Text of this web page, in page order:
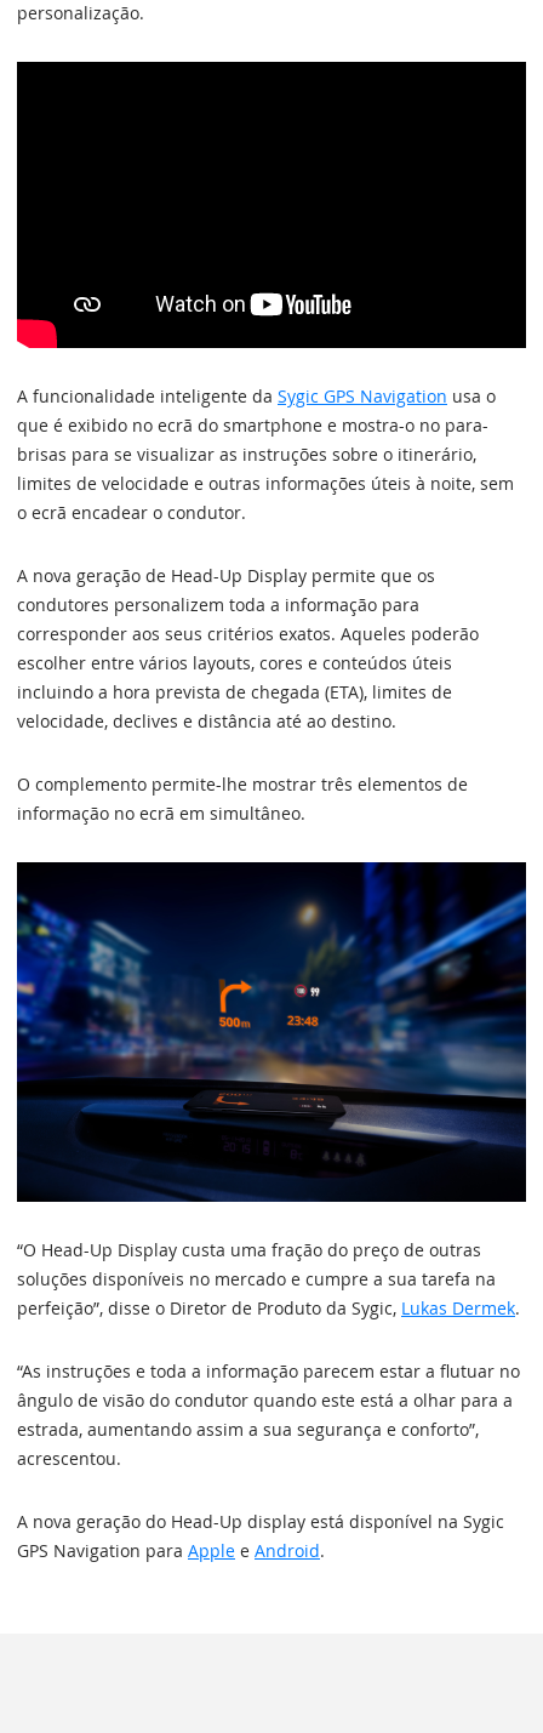
personalização.
A funcionalidade inteligente da Sygic GPS Navigation usa o
que é exibido no ecrã do smartphone e mostra-o no para-
brisas para se visualizar as instruções sobre o itinerário,
limites de velocidade e outras informações úteis à noite, sem
o ecrã encadear o condutor.
A nova geração de Head-Up Display permite que os
condutores personalizem toda a informação para
corresponder aos seus critérios exatos. Aqueles poderão
escolher entre vários layouts, cores e conteúdos úteis
incluindo a hora prevista de chegada (ETA), limites de
velocidade, declives e distância até ao destino.
O complemento permite-lhe mostrar três elementos de
informação no ecrã em simultâneo.
“O Head-Up Display custa uma fração do preço de outras
soluções disponíveis no mercado e cumpre a sua tarefa na
perfeição”, disse o Diretor de Produto da Sygic, Lukas Dermek.
“As instruções e toda a informação parecem estar a flutuar no
ângulo de visão do condutor quando este está a olhar para a
estrada, aumentando assim a sua segurança e conforto”,
acrescentou.
A nova geração do Head-Up display está disponível na Sygic
GPS Navigation para Apple e Android.